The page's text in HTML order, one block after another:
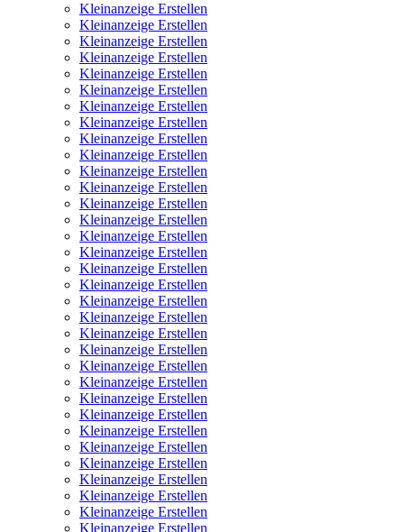
Kleinanzeige Erstellen
Kleinanzeige Erstellen
Kleinanzeige Erstellen
Kleinanzeige Erstellen
Kleinanzeige Erstellen
Kleinanzeige Erstellen
Kleinanzeige Erstellen
Kleinanzeige Erstellen
Kleinanzeige Erstellen
Kleinanzeige Erstellen
Kleinanzeige Erstellen
Kleinanzeige Erstellen
Kleinanzeige Erstellen
Kleinanzeige Erstellen
Kleinanzeige Erstellen
Kleinanzeige Erstellen
Kleinanzeige Erstellen
Kleinanzeige Erstellen
Kleinanzeige Erstellen
Kleinanzeige Erstellen
Kleinanzeige Erstellen
Kleinanzeige Erstellen
Kleinanzeige Erstellen
Kleinanzeige Erstellen
Kleinanzeige Erstellen
Kleinanzeige Erstellen
Kleinanzeige Erstellen
Kleinanzeige Erstellen
Kleinanzeige Erstellen
Kleinanzeige Erstellen
Kleinanzeige Erstellen
Kleinanzeige Erstellen
Kleinanzeige Erstellen